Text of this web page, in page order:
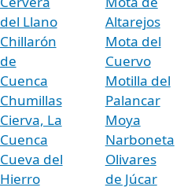
del Llano
Chillarón
de
Cuenca
Chumillas
Cierva, La
Cuenca
Cueva del
Hierro
Altarejos
Mota del
Cuervo
Motilla del
Palancar
Moya
Narboneta
Olivares
de Júcar